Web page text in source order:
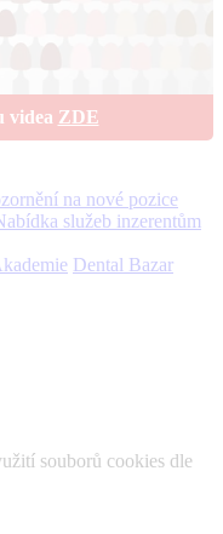
videa ZDE
na nové pozice
služeb inzerentům
Dental Bazar
souborů cookies dle